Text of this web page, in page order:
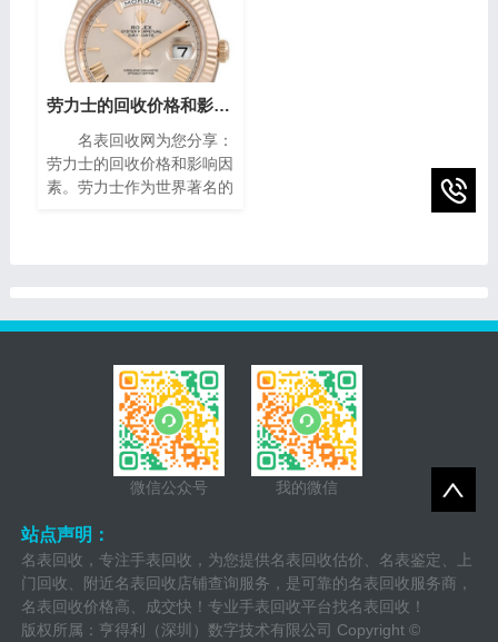
了解其回收价格是非常重要
的。本文将为您介绍二手梵
克雅宝手表回收的价格指
南，帮助您获取最高回收
价。
播威手表回收价的指南，帮
助您了解它们的市场价值以
劳力士的回收价格和影响因素(影响劳力士回收价格的因素)
名表回收网为您分享：
劳力士的回收价格和影响因
素。劳力士作为世界著名的
微信公众号 我的微信
站点声明：
名表回收，专注手表回收，为您提供名表回收估价、名表鉴定、上
门回收、附近名表回收店铺查询服务，是可靠的名表回收服务商，
名表回收价格高、成交快！专业手表回收平台找名表回收！
版权所属：亨得利（深圳）数字技术有限公司 Copyright ©